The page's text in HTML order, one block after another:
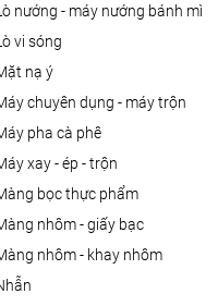
lò nướng - máy nướng bánh mì
lò vi sóng
mặt nạ ý
máy chuyên dụng - máy trộn
máy pha cà phê
máy xay - ép - trộn
màng bọc thực phẩm
màng nhôm - giấy bạc
màng nhôm - khay nhôm
nhẫn